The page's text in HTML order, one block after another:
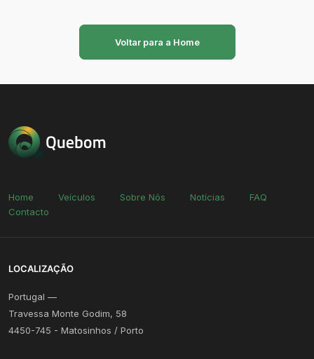
Voltar para a Home
Home Veículos Sobre Nós Notícias
FAQ
Contacto
LOCALIZAÇÃO
Portugal —
Travessa Monte Godim, 58
4450-745 - Matosinhos / Porto